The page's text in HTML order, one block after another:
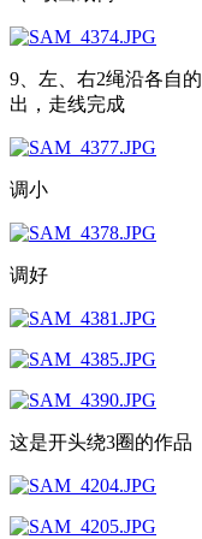
9、左、右2绳沿各自
出，走线完成
调小
调好
这是开头绕3圈的作品